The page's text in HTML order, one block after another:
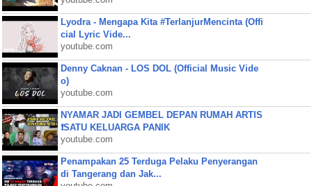
Lyodra - Mengapa Kita #TerlanjurMencinta (Offi
cial Lyric Vide...
youtube.com
Denny Caknan - LOS DOL (Official Music Vide
o)
youtube.com
NYAMAR JADI GEMBEL DEPAN RUMAH ARTIS
❗SATU KELUARGA PANIK
youtube.com
Penampakan 25 Terduga Pelaku Penyerangan
di Tangerang dan Jak...